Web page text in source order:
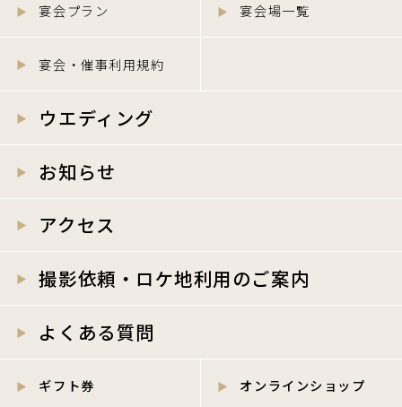
宴会プラン 宴会場一覧
宴会・催事利用規約
ウエディング
お知らせ
アクセス
撮影依頼・ロケ地利用のご案内
よくある質問
ギフト券 オンラインショップ